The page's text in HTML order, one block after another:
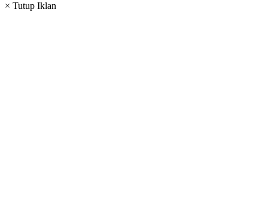
× Tutup Iklan